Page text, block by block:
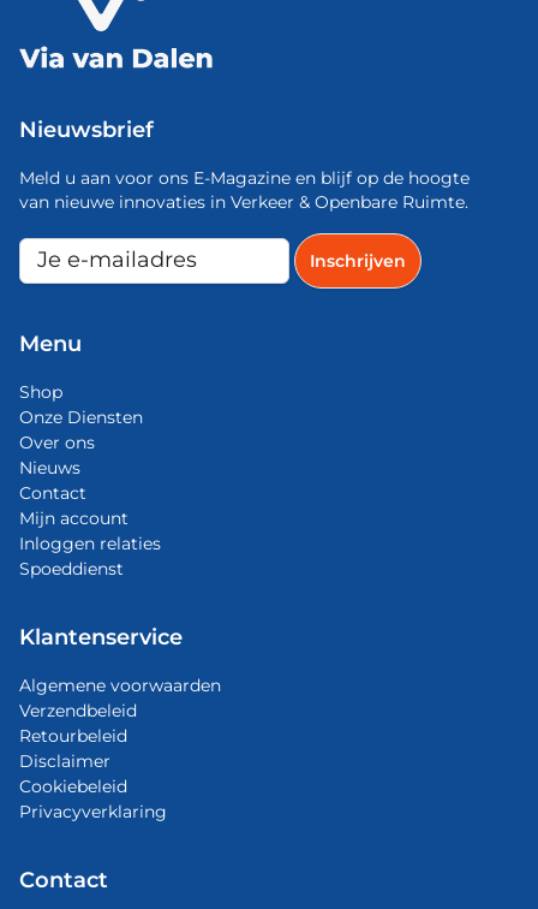
Nieuwsbrief
Meld u aan voor ons E-Magazine en blijf op de hoogte
van nieuwe innovaties in Verkeer & Openbare Ruimte.
Menu
Shop
Onze Diensten
Over ons
Nieuws
Contact
Mijn account
Inloggen relaties
Spoeddienst
Klantenservice
Algemene voorwaarden
Verzendbeleid
Retourbeleid
Disclaimer
Cookiebeleid
Privacyverklaring
Contact